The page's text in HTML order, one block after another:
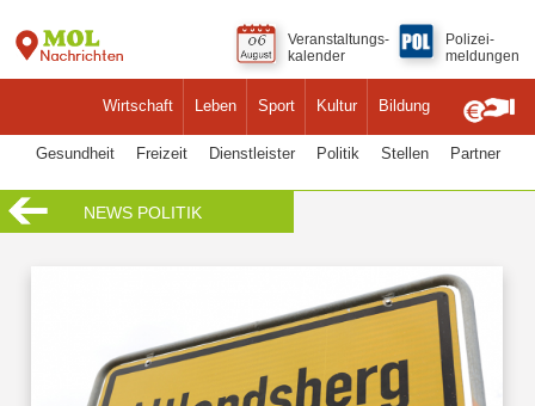
Wirtschaft Leben Sport Kultur Bildung
Veranstaltungs-
kalender
Polizei-
meldungen
Gesundheit Freizeit Dienstleister Politik Stellen Partner
NEWS POLITIK